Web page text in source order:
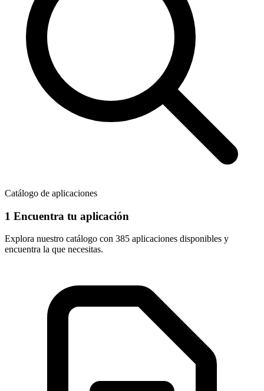
Catálogo de aplicaciones
1 Encuentra tu aplicación
Explora nuestro catálogo con 385 aplicaciones disponibles y
encuentra la que necesitas.